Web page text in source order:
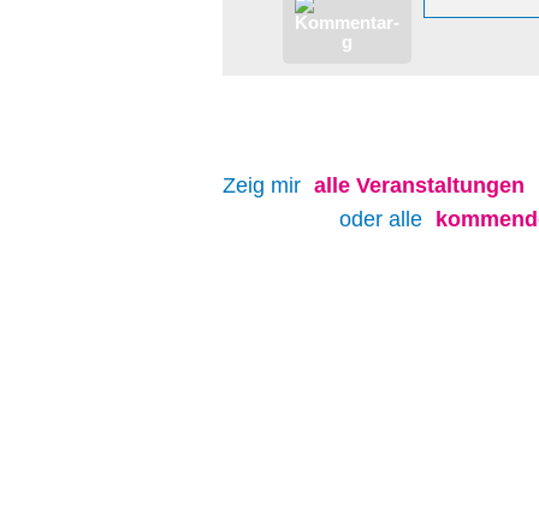
Zeig mir alle Veranstaltungen
oder alle